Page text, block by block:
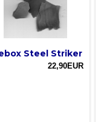
Steel Striker
22,90EUR